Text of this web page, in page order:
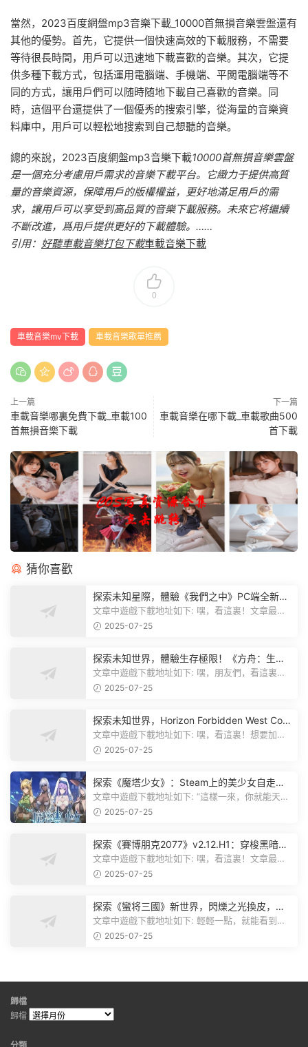
當然，2023百度網盤mp3音樂下載_10000首無損音樂雲盤還有
其他的優勢。首先，它提供一個快速高效的下載服務，不需要
等待很長時間，用戶可以迅速地下載喜歡的音樂。其次，它提
供多種下載方式，包括運用電腦端、手機端、平闆電腦端等不
同的方式，讓用戶們可以随時随地下載自己喜歡的音樂。同
時，這個平台還提供了一個優秀的搜索引擎，從海量的音樂資
料庫中，用戶可以輕松地搜索到自己想聽的音樂。
總的來說，2023百度網盤mp3音樂下載10000首無損音樂雲盤
是一個充分考慮用戶需求的音樂下載平台。它緻力于提供高質
量的音樂資源，保障用戶的版權權益，更好地滿足用戶的需
求，讓用戶可以享受到高品質的音樂下載服務。未來它将繼續
不斷改進，爲用戶提供更好的下載體驗。……
引用： 好聽車載音樂打包下載車載音樂下載
0
車載音樂mv下載 車載音樂歌單推薦
上一篇
車載音樂哪裏免費下載_車載100
首無損音樂下載
下一篇
車載音樂在哪下載_車載歌曲500
首下載
猜你喜歡
探索未知星際，體驗《我們之中》PC端全新版
本
文章中遊戲下載地址如下: 嘿，看這裏！文章最後
有個圖片，點一下就能加入我們遊...
2025-07-25
探索未知世界，體驗生存極限！《方舟：生存
飛升》v38.9中文版全新升級！
文章中遊戲下載地址如下: 嘿，朋友們，看這裏！
《方舟：生存飛升》這個遊戲超火...
2025-07-25
探索未知世界，Horizon Forbidden West Com
plete Edition正式發布！
文章中遊戲下載地址如下: 嘿，看這裏！想要加入
遊戲資源分享群，就點文章最後那...
2025-07-25
探索《魔塔少女》：Steam上的美少女自走
棋，戰鬥與策略的雙重盛宴！
文章中遊戲下載地址如下: “這樣一來，你就能天天
2025-07-25
探索《賽博朋克2077》v2.12.H1：穿梭黑暗都
市，感受未來世界的震撼
文章中遊戲下載地址如下: 嘿，看這裏！文章最後
有個圖片，點一下就能加入我們的...
2025-07-25
探索《蠻将三國》新世界，閃爍之光換皮，共
赴手遊盛宴！
文章中遊戲下載地址如下: 輕輕一點，就能看到原
文。 滑動一下屏幕，就能看到...
2025-07-25
歸檔
歸檔